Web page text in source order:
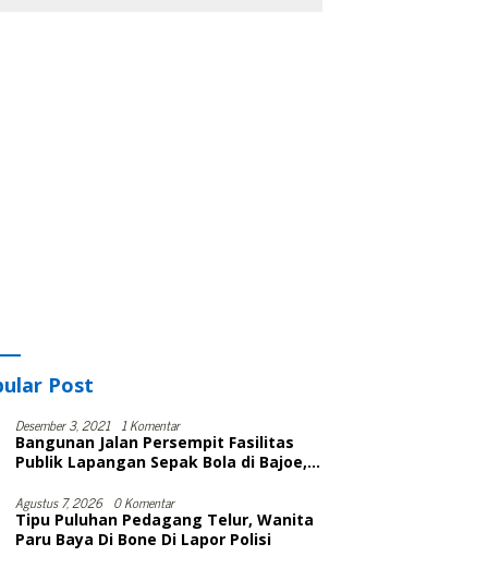
Post
Desember 3, 2021 1 Komentar
Bangunan Jalan Persempit Fasilitas
Publik Lapangan Sepak Bola di Bajoe,
Selesai
Agustus 7, 2026 0 Komentar
Tipu Puluhan Pedagang Telur, Wanita
Paru Baya Di Bone Di Lapor Polisi